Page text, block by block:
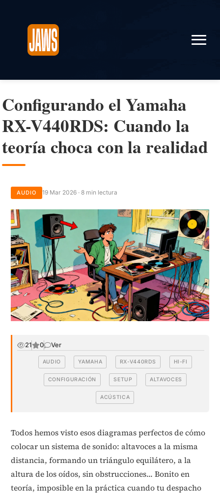
Configurando el Yamaha
RX-V440RDS: Cuando la
teoría choca con la realidad
AUDIO 19 Mar 2026 · 8 min lectura
21 0 Ver
AUDIO YAMAHA RX-V440RDS HI-FI
CONFIGURACIÓN SETUP ALTAVOCES
ACÚSTICA
Todos hemos visto esos diagramas perfectos de cómo
colocar un sistema de sonido: altavoces a la misma
distancia, formando un triángulo equilátero, a la
altura de los oídos, sin obstrucciones... Bonito en
teoría, imposible en la práctica cuando tu despacho